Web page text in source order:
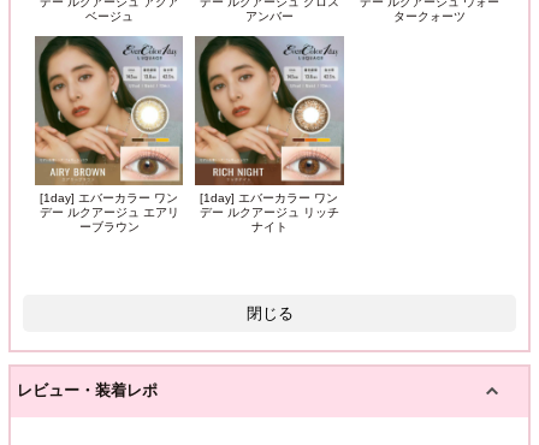
ベージュ
アンバー
タークォーツ
[1day] エバーカラー ワン
デー ルクアージュ エアリ
ーブラウン
[1day] エバーカラー ワン
デー ルクアージュ リッチ
ナイト
閉じる
レビュー・装着レポ